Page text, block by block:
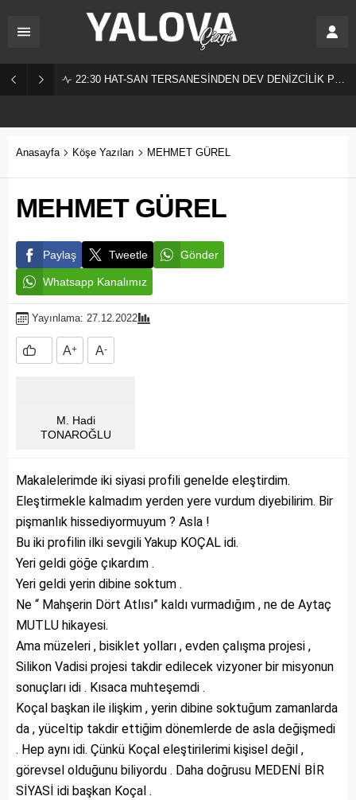
22:30 HAT-SAN TERSANESİNDEN DEV DENİZCİLİK PROJESİ!
Anasayfa Köşe Yazıları MEHMET GÜREL
MEHMET GÜREL
Paylaş Tweetle Gönder
Whatsapp Kanalımız
Yayınlama: 27.12.2022
A+ A-
M. Hadi
TONAROĞLU
Makalelerimde iki siyasi profili genelde eleştirdim.
Eleştirmekle kalmadım yerden yere vurdum diyebilirim. Bir
pişmanlık hissediyormuyum ? Asla !
Bu iki profilin ilki sevgili Yakup KOÇAL idi.
Yeri geldi göğe çıkardım .
Yeri geldi yerin dibine soktum .
Ne “ Mahşerin Dört Atlısı” kaldı vurmadığım , ne de Aytaç
MUTLU hikayesi.
Ama müzeleri , bisiklet yolları , evden çalışma projesi ,
Silikon Vadisi projesi takdir edilecek vizyoner bir misyonun
sonuçları idi . Kısaca muhteşemdi .
Koçal başkan ile ilişkim , yerin dibine soktuğum zamanlarda
da , yüceltip takdir ettiğim dönemlerde de asla değişmedi
. Hep aynı idi. Çünkü Koçal eleştirilerimi kişisel değil ,
görevsel olduğunu biliyordu . Daha doğrusu MEDENİ BİR
SİYASİ idi başkan Koçal .